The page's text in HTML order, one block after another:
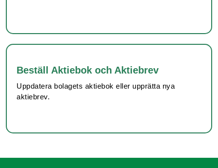
Beställ Aktiebok och Aktiebrev
Uppdatera bolagets aktiebok eller upprätta nya
aktiebrev.